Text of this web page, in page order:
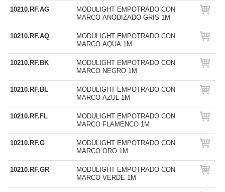
10210.RF.AG
MODULIGHT EMPOTRADO CON
MARCO ANODIZADO GRIS 1M
10210.RF.AQ
MODULIGHT EMPOTRADO CON
MARCO AQUA 1M
10210.RF.BK
MODULIGHT EMPOTRADO CON
MARCO NEGRO 1M
10210.RF.BL
MODULIGHT EMPOTRADO CON
MARCO AZUL 1M
10210.RF.FL
MODULIGHT EMPOTRADO CON
MARCO FLAMENCO 1M
10210.RF.G
MODULIGHT EMPOTRADO CON
MARCO ORO 1M
10210.RF.GR
MODULIGHT EMPOTRADO CON
MARCO VERDE 1M